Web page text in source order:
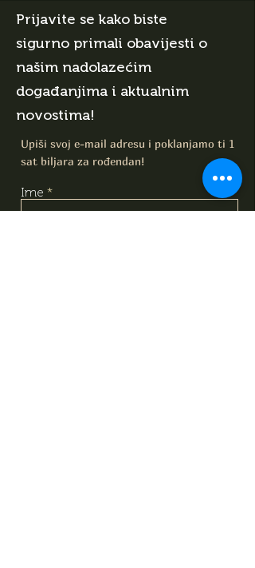
Prijavite se kako biste
sigurno primali obavijesti o
našim nadolazećim
događanjima i aktualnim
novostima!
Upiši svoj e-mail adresu i poklanjamo ti 1
sat biljara za rođendan!
Ime